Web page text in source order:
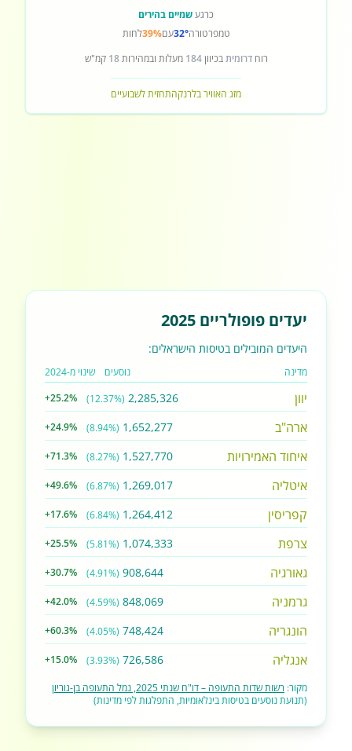
כרגעשמיים בהירים
טמפרטורה32°עם39%לחות
רוחדרומיתבכיוון184 מעלות ובמהירות18 קמ"ש
מזג האוויר בלרנקהתחזית לשבועיים
יעדים פופולריים 2025
היעדים המובילים בטיסות הישראלים:
מדינה נוסעים שינוי מ-2024
יוון 2,285,326
(12.37%)
+25.2%
ארה"ב 1,652,277
(8.94%)
+24.9%
איחוד האמירויות 1,527,770
(8.27%)
+71.3%
איטליה 1,269,017
(6.87%)
+49.6%
קפריסין 1,264,412
(6.84%)
+17.6%
צרפת 1,074,333
(5.81%)
+25.5%
גאורגיה 908,644
(4.91%)
+30.7%
גרמניה 848,069
(4.59%)
+42.0%
הונגריה 748,424
(4.05%)
+60.3%
אנגליה 726,586
(3.93%)
+15.0%
מקור: רשות שדות התעופה – דו"ח שנתי 2025, נמל התעופה בן-גוריון
(תנועת נוסעים בטיסות בינלאומיות, התפלגות לפי מדינות)